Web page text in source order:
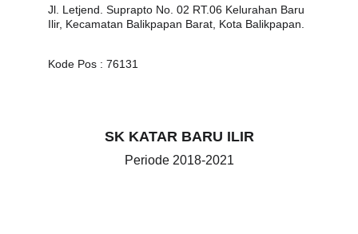
Jl. Letjend. Suprapto No. 02 RT.06 Kelurahan Baru
Ilir, Kecamatan Balikpapan Barat, Kota Balikpapan.
Kode Pos : 76131
SK KATAR BARU ILIR
Periode 2018-2021